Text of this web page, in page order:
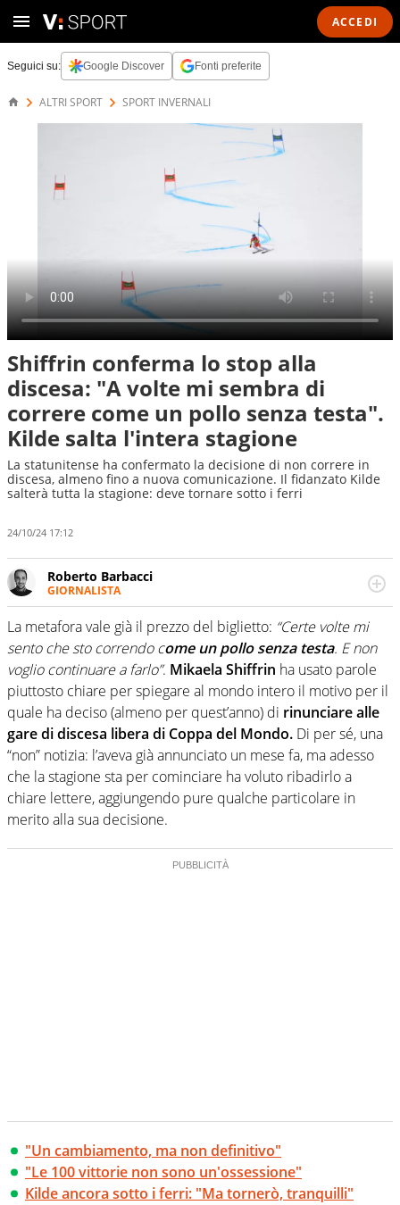
ACCEDI
Seguici su: Google Discover Fonti preferite
ALTRI SPORT SPORT INVERNALI
Shiffrin conferma lo stop alla
discesa: "A volte mi sembra di
correre come un pollo senza testa".
Kilde salta l'intera stagione
La statunitense ha confermato la decisione di non correre in
discesa, almeno fino a nuova comunicazione. Il fidanzato Kilde
salterà tutta la stagione: deve tornare sotto i ferri
24/10/24 17:12
Roberto Barbacci
GIORNALISTA
Giornalista (pubblicista) sportivo a tutto campo, è il
tuttologo di Virgilio Sport. Provate a chiedergli di boxe, di
scherma, di volley o di curling: ve ne farà innamorare
La metafora vale già il prezzo del biglietto: “Certe volte mi
sento che sto correndo come un pollo senza testa. E non
voglio continuare a farlo”. Mikaela Shiffrin ha usato parole
piuttosto chiare per spiegare al mondo intero il motivo per il
quale ha deciso (almeno per quest’anno) di rinunciare alle
gare di discesa libera di Coppa del Mondo. Di per sé, una
“non” notizia: l’aveva già annunciato un mese fa, ma adesso
che la stagione sta per cominciare ha voluto ribadirlo a
chiare lettere, aggiungendo pure qualche particolare in
merito alla sua decisione.
"Un cambiamento, ma non definitivo"
"Le 100 vittorie non sono un'ossessione"
Kilde ancora sotto i ferri: "Ma tornerò, tranquilli"